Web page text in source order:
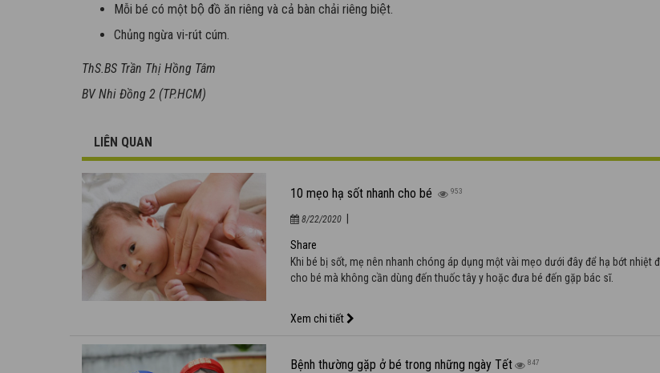
Mỗi bé có một bộ đồ ăn riêng và cả bàn chải riêng biệt.
Chủng ngừa vi-rút cúm.
ThS.BS Trần Thị Hồng Tâm
BV Nhi Đồng 2 (TP.HCM)
LIÊN QUAN
10 mẹo hạ sốt nhanh cho bé
8/22/2020|
Khi bé bị sốt, mẹ nên nhanh chóng áp dụng một vài mẹo dưới đây để hạ bớt nhiệt độ